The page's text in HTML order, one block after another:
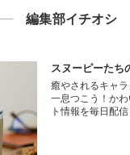
編集部イチオシ
スヌーピーたち
癒やされるキャ
一息つこう！か
ト情報を毎日配信